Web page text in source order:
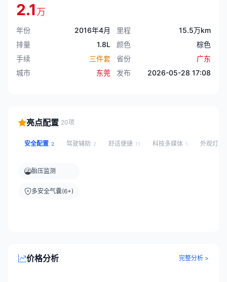
2.1万
年份 2016年4月 里程
15.5万km
排量
1.8L 颜色
棕色
手续
三件套 省份
广东
城市
东莞 发布 2026-05-28 17:08
亮点配置 20项
安全配置 2 驾驶辅助 2 舒适便捷 11 科技多媒体 1 外观灯光
胎压监测
多安全气囊(6+)
价格分析 完整分析 >